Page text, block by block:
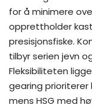
for å minimere
opprettholder
presisjonsfiske.
tilbyr serien jevn
Fleksibiliteten
gearing prioriterer
mens HSG med